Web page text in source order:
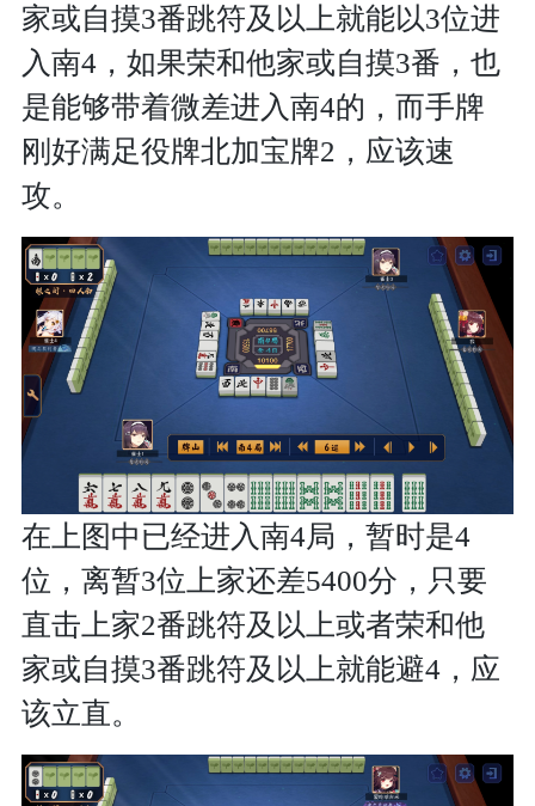
家或自摸3番跳符及以上就能以3位进
入南4，如果荣和他家或自摸3番，也
是能够带着微差进入南4的，而手牌
刚好满足役牌北加宝牌2，应该速
攻。
在上图中已经进入南4局，暂时是4
位，离暂3位上家还差5400分，只要
直击上家2番跳符及以上或者荣和他
家或自摸3番跳符及以上就能避4，应
该立直。